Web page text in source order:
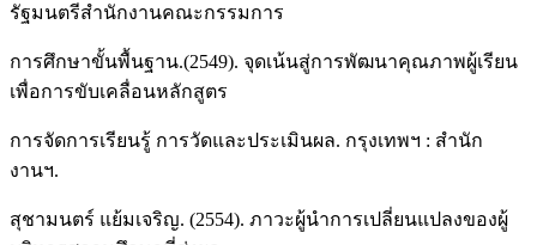
รัฐมนตรีสำนักงานคณะกรรมการ
การศึกษาขั้นพื้นฐาน.(2549). จุดเน้นสู่การพัฒนาคุณภาพผู้เรียน
เพื่อการขับเคลื่อนหลักสูตร
การจัดการเรียนรู้ การวัดและประเมินผล. กรุงเทพฯ : สำนัก
งานฯ.
สุชามนตร์ แย้มเจริญ. (2554). ภาวะผู้นำการเปลี่ยนแปลงของผู้